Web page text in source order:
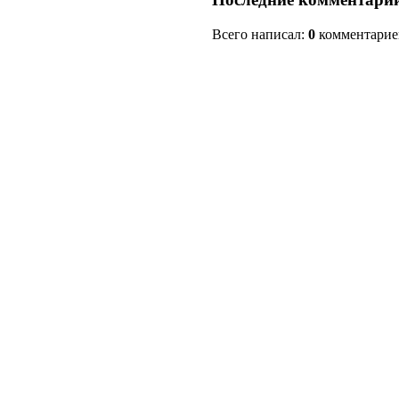
Всего написал: 0